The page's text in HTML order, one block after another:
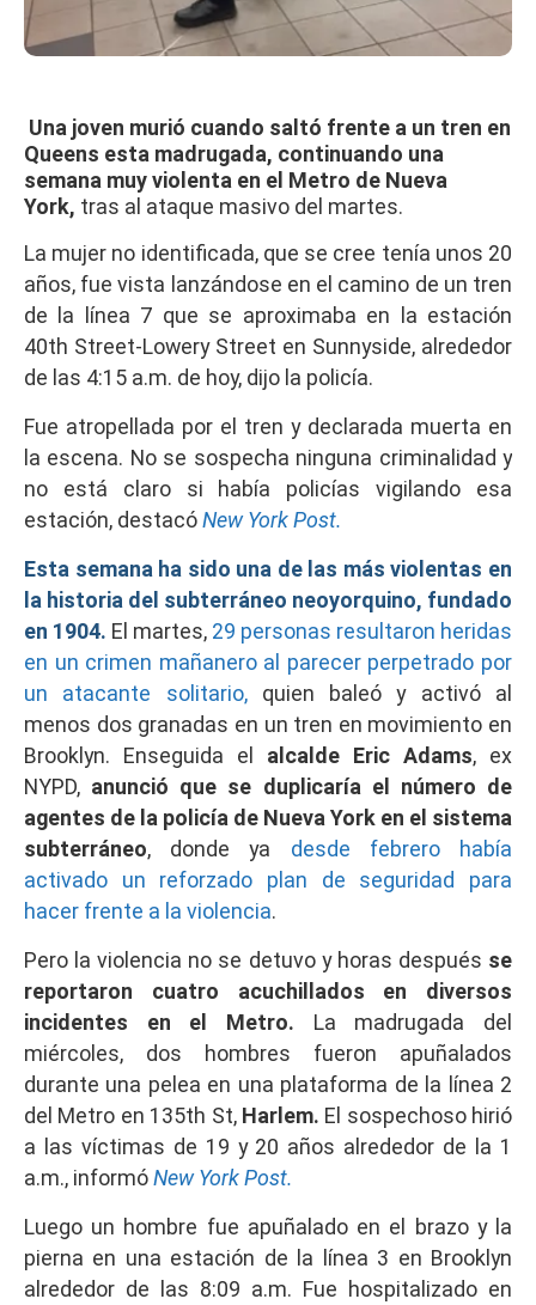
Una joven murió cuando saltó frente a un tren en
Queens esta madrugada, continuando una
semana muy violenta en el Metro de Nueva
York, tras al ataque masivo del martes.
La mujer no identificada, que se cree tenía unos 20
años, fue vista lanzándose en el camino de un tren
de la línea 7 que se aproximaba en la estación
40th Street-Lowery Street en Sunnyside, alrededor
de las 4:15 a.m. de hoy, dijo la policía.
Fue atropellada por el tren y declarada muerta en
la escena. No se sospecha ninguna criminalidad y
no está claro si había policías vigilando esa
estación, destacóNew York Post.
Esta semana ha sido una de las más violentas en
la historia del subterráneo neoyorquino, fundado
en 1904. El martes, 29 personas resultaron heridas
en un crimen mañanero al parecer perpetrado por
un atacante solitario,quien baleó y activó al
menos dos granadas en un tren en movimiento en
Brooklyn. Enseguida el alcalde Eric Adams, ex
NYPD, anunció que se duplicaría el número de
agentes de la policía de Nueva York en el sistema
subterráneo, donde ya desde febrero había
activado un reforzado plan de seguridad para
hacer frente a la violencia.
Pero la violencia no se detuvo y horas después se
reportaron cuatro acuchillados en diversos
incidentes en el Metro. La madrugada del
miércoles, dos hombres fueron apuñalados
durante una pelea en una plataforma de la línea 2
del Metro en 135th St, Harlem. El sospechoso hirió
a las víctimas de 19 y 20 años alrededor de la 1
a.m., informóNew York Post.
Luego un hombre fue apuñalado en el brazo y la
pierna en una estación de la línea 3 en Brooklyn
alrededor de las 8:09 a.m. Fue hospitalizado en